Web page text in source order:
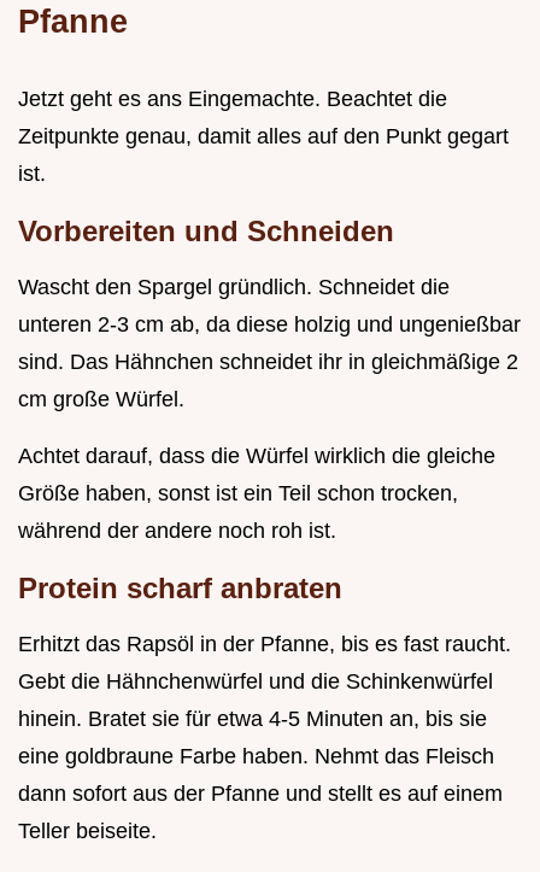
Pfanne
Jetzt geht es ans Eingemachte. Beachtet die
Zeitpunkte genau, damit alles auf den Punkt gegart
ist.
Vorbereiten und Schneiden
Wascht den Spargel gründlich. Schneidet die
unteren 2-3 cm ab, da diese holzig und ungenießbar
sind. Das Hähnchen schneidet ihr in gleichmäßige 2
cm große Würfel.
Achtet darauf, dass die Würfel wirklich die gleiche
Größe haben, sonst ist ein Teil schon trocken,
während der andere noch roh ist.
Protein scharf anbraten
Erhitzt das Rapsöl in der Pfanne, bis es fast raucht.
Gebt die Hähnchenwürfel und die Schinkenwürfel
hinein. Bratet sie für etwa 4-5 Minuten an, bis sie
eine goldbraune Farbe haben. Nehmt das Fleisch
dann sofort aus der Pfanne und stellt es auf einem
Teller beiseite.